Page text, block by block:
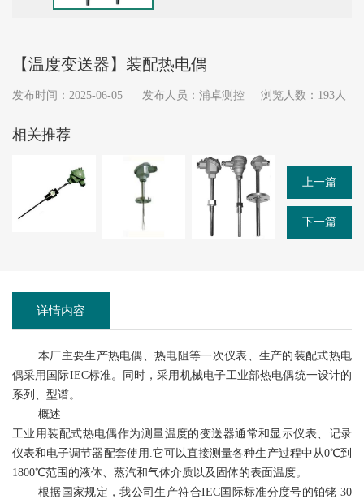
【温度变送器】装配热电偶
发布时间：2025-06-05 发布人员：浦卓测控 浏览人数：193人
相关推荐
上一篇
下一篇
详情内容
本厂主要生产热电偶、热电阻等一次仪表、生产的装配式热电
偶采用国际IEC标准。同时，采用机械电子工业部热电偶统一设计的
系列、型谱。
概述
工业用装配式热电偶作为测量温度的变送器通常和显示仪表、记录
仪表和电子调节器配套使用.它可以直接测量各种生产过程中从0℃到
1800℃范围的液体、蒸汽和气体介质以及固体的表面温度。
根据国家规定，我公司生产符合IEC国际标准分度号的铂铑 30